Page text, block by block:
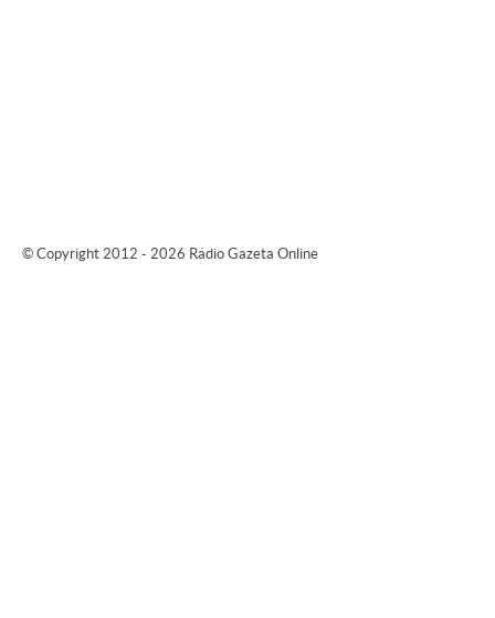
© Copyright 2012 - 2026 Rádio Gazeta Online